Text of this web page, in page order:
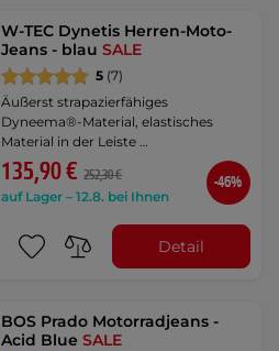
W-TEC Dynetis Herren-Moto-
Jeans - blauSALE
5 (7)
Äußerst strapazierfähiges
Dyneema®-Material, elastisches
Material in der Leiste …
135,90 € 252,30 €
auf Lager – 12.8. bei Ihnen
-46%
Detail
BOS Prado Motorradjeans -
Acid BlueSALE